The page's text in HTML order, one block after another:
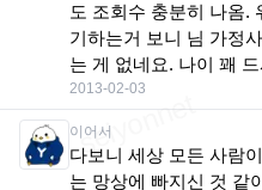
도 조회수 충분히 나옴.
기하는거 보니 님 가정
는 게 없네요. 나이 꽤
2013-02-03
이어서
다보니 세상 모든 사람
는 망상에 빠지신 것 같